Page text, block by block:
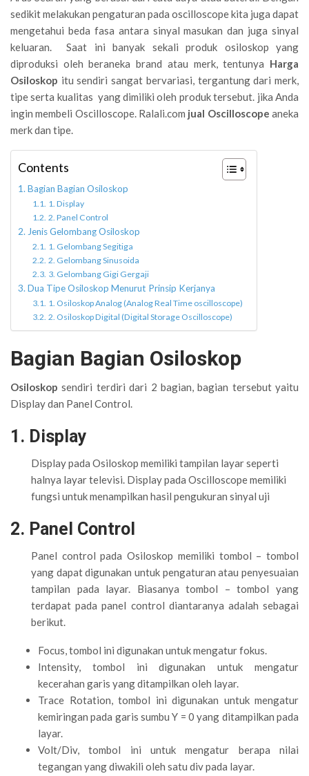
sedikit melakukan pengaturan pada oscilloscope kita juga dapat
mengetahui beda fasa antara sinyal masukan dan juga sinyal
keluaran. Saat ini banyak sekali produk osiloskop yang
diproduksi oleh beraneka brand atau merk, tentunya Harga
Osiloskop itu sendiri sangat bervariasi, tergantung dari merk,
tipe serta kualitas yang dimiliki oleh produk tersebut. jika Anda
ingin membeli Oscilloscope. Ralali.com jual Oscilloscope aneka
merk dan tipe.
Contents
Bagian Bagian Osiloskop
1. Display
2. Panel Control
Jenis Gelombang Osiloskop
1. Gelombang Segitiga
2. Gelombang Sinusoida
3. Gelombang Gigi Gergaji
Dua Tipe Osiloskop Menurut Prinsip Kerjanya
1. Osiloskop Analog (Analog Real Time oscilloscope)
2. Osiloskop Digital (Digital Storage Oscilloscope)
Bagian Bagian Osiloskop
Osiloskop sendiri terdiri dari 2 bagian, bagian tersebut yaitu
Display dan Panel Control.
1. Display
Display pada Osiloskop memiliki tampilan layar seperti
halnya layar televisi. Display pada Oscilloscope memiliki
fungsi untuk menampilkan hasil pengukuran sinyal uji
2. Panel Control
Panel control pada Osiloskop memiliki tombol – tombol
yang dapat digunakan untuk pengaturan atau penyesuaian
tampilan pada layar. Biasanya tombol – tombol yang
terdapat pada panel control diantaranya adalah sebagai
berikut.
Focus, tombol ini digunakan untuk mengatur fokus.
Intensity, tombol ini digunakan untuk mengatur
kecerahan garis yang ditampilkan oleh layar.
Trace Rotation, tombol ini digunakan untuk mengatur
kemiringan pada garis sumbu Y = 0 yang ditampilkan pada
layar.
Volt/Div, tombol ini untuk mengatur berapa nilai
tegangan yang diwakili oleh satu div pada layar.